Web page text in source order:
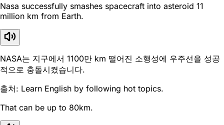
Nasa successfully smashes spacecraft into asteroid 11
million km from Earth.
NASA는 지구에서 1100만 km 떨어진 소행성에 우주선을 성공
적으로 충돌시켰습니다.
출처: Learn English by following hot topics.
That can be up to 80km.